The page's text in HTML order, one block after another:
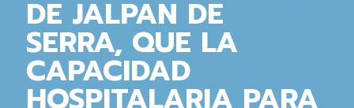
DE JALPAN DE
SERRA, QUE LA
CAPACIDAD
HOSPITALARIA PARA